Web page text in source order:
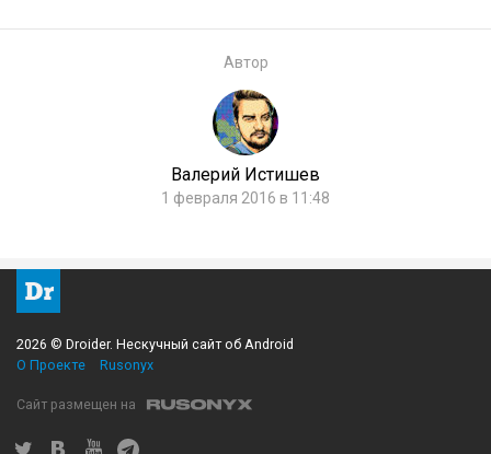
Автор
Валерий Истишев
1 февраля 2016 в 11:48
2026 © Droider. Нескучный сайт об Android
О Проекте
Rusonyx
Сайт размещен на